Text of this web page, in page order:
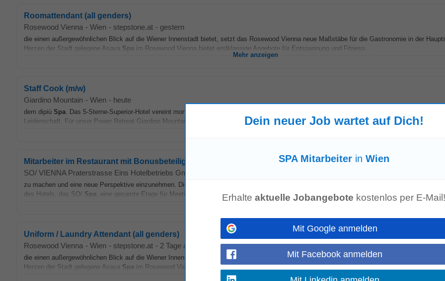
Roomattendant (all genders)
Rosewood Vienna - Wien - stepstone.at - gestern
die einen außergewöhnlichen Blick auf die Wiener Innenstadt bietet, setzt das Rosewood Vienna neue Maßstäbe für die Gastronomie in der
Herzen der Stadt gelegene Asaya Spa im Rosewood Vienna bietet erstklassige Angebote für Entspannung und Fitness...
Mehr anzeigen
Staff Cook (m/w)
Giardino Mountain - Wien - heute
dem dipiù Spa. Das 5-Sterne-Superior-Hotel vereint mondänen Lifestyle mit alpinem Chic. Ein Retreat mit Charakter, auf der Suche nach
Leidenschaft. Für unser Power Retreat Giardino Mountain in Champfèr-St.Moritz suchen wir per Mitte...
Mitarbeiter im Restaurant mit Bonusbeteiligung (m/w/d)
SO/ VIENNA Praterstrasse Eins Hotelbetriebs GmbH
zu machen und eine neue Perspektive einzunehmen. Die einzigartige Location umfasst: 182 Zimmer und Suiten, Das LOFT Restaurant und Bar im
des Hotels, das SO/ Spa , eine gesamte Etage für Meetings und Events, einen Fitnessbereich und, wie manche sagen, den besten...
Mehr anzeigen
Uniform / Laundry Attendant (all genders)
Rosewood Vienna - Wien - stepstone.at - 2 Tage alt
die einen außergewöhnlichen Blick auf die Wiener Innenstadt bietet, setzt das Rosewood Vienna neue Maßstäbe für die Gastronomie in der
Herzen der Stadt gelegene Asaya Spa im Rosewood Vienna bietet erstklassige Angebote für Entspannung und Fitness...
Mehr anzeigen
Dein neuer Job wartet auf Dich!
SPA Mitarbeiterin Wien
Erhalte aktuelle Jobangebote kostenlos per E-Mail!
Mit Google anmelden
Mit Facebook anmelden